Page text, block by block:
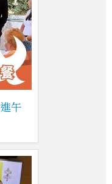
午